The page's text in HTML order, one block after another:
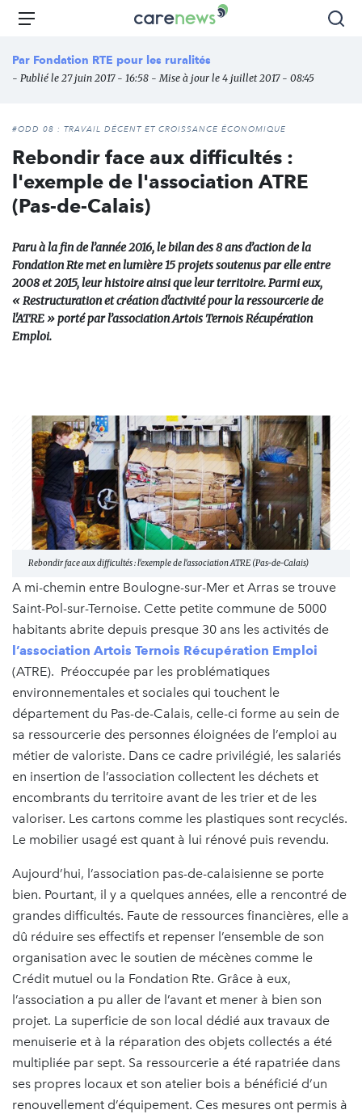
Aller
principal
Carenews,
média
des
l'engagement
Menu
Par Fondation RTE pour les ruralités
- Publié le 27 juin 2017 - 16:58 - Mise à jour le 4 juillet 2017 - 08:45
#ODD 08 : TRAVAIL DÉCENT ET CROISSANCE ÉCONOMIQUE
Rebondir face aux difficultés :
l'exemple de l'association ATRE
(Pas-de-Calais)
Paru à la fin de l’année 2016, le bilan des 8 ans d’action de la
Fondation Rte met en lumière 15 projets soutenus par elle entre
2008 et 2015, leur histoire ainsi que leur territoire. Parmi eux,
« Restructuration et création d'activité pour la ressourcerie de
l'ATRE » porté par l’association Artois Ternois Récupération
Emploi.
Rebondir face aux difficultés : l'exemple de l'association ATRE (Pas-de-Calais)
A mi-chemin entre Boulogne-sur-Mer et Arras se trouve
Saint-Pol-sur-Ternoise. Cette petite commune de 5000
habitants abrite depuis presque 30 ans les activités de
l’association Artois Ternois Récupération Emploi
(ATRE). Préoccupée par les problématiques
environnementales et sociales qui touchent le
département du Pas-de-Calais, celle-ci forme au sein de
sa ressourcerie des personnes éloignées de l’emploi au
métier de valoriste. Dans ce cadre privilégié, les salariés
en insertion de l’association collectent les déchets et
encombrants du territoire avant de les trier et de les
valoriser. Les cartons comme les plastiques sont recyclés.
Le mobilier usagé est quant à lui rénové puis revendu.
Aujourd’hui, l’association pas-de-calaisienne se porte
bien. Pourtant, il y a quelques années, elle a rencontré de
grandes difficultés. Faute de ressources financières, elle a
dû réduire ses effectifs et repenser l’ensemble de son
organisation avec le soutien de mécènes comme le
Crédit mutuel ou la Fondation Rte. Grâce à eux,
l’association a pu aller de l’avant et mener à bien son
projet. La superficie de son local dédié aux travaux de
menuiserie et à la réparation des objets collectés a été
multipliée par sept. Sa ressourcerie a été rapatriée dans
ses propres locaux et son atelier bois a bénéficié d’un
renouvellement d’équipement. Ces mesures ont permis à